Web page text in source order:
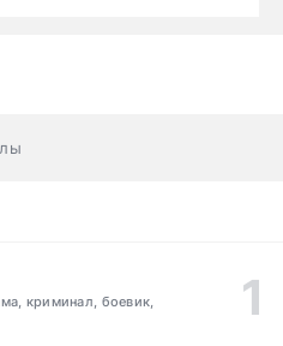
криминал, боевик,